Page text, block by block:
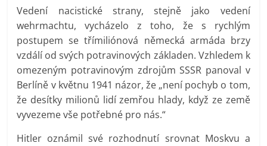
Vedení nacistické strany, stejně jako vedení
wehrmachtu, vycházelo z toho, že s rychlým
postupem se třímiliónová německá armáda brzy
vzdálí od svých potravinových základen. Vzhledem k
omezeným potravinovým zdrojům SSSR panoval v
Berlíně v květnu 1941 názor, že „není pochyb o tom,
že desítky milionů lidí zemřou hlady, když ze země
vyvezeme vše potřebné pro nás.“
Hitler oznámil své rozhodnutí srovnat Moskvu a